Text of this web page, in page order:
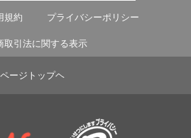
規約 プライバシーポリシー
取引法に関する表示
ページトップヘ